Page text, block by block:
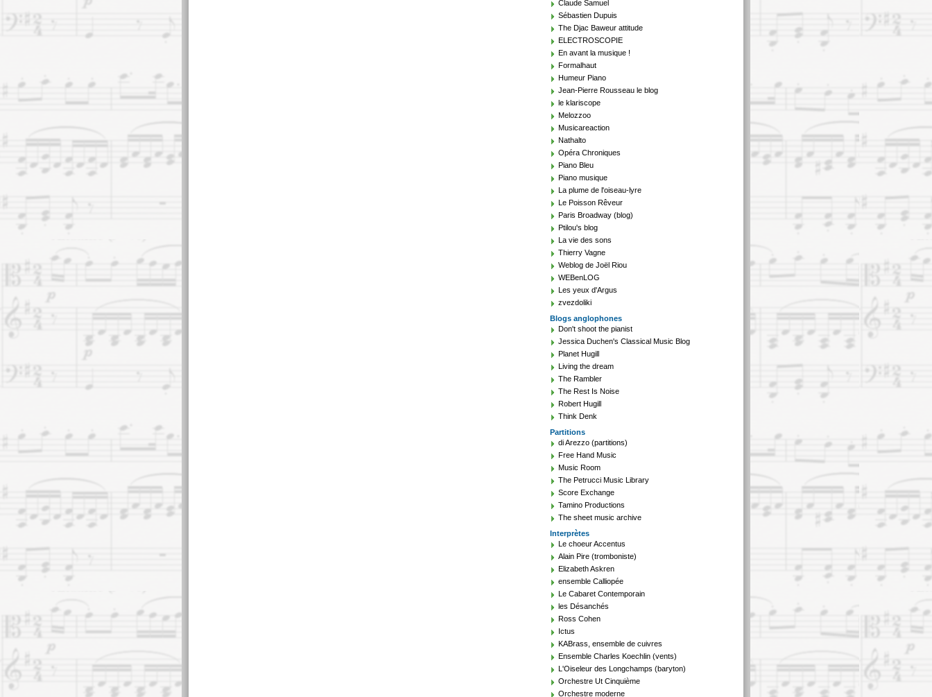
Claude Samuel
Sébastien Dupuis
The Djac Baweur attitude
ELECTROSCOPIE
En avant la musique !
Formalhaut
Humeur Piano
Jean-Pierre Rousseau le blog
le klariscope
Melozzoo
Musicareaction
Nathalto
Opéra Chroniques
Piano Bleu
Piano musique
La plume de l'oiseau-lyre
Le Poisson Rêveur
Paris Broadway (blog)
Ptilou's blog
La vie des sons
Thierry Vagne
Weblog de Joël Riou
WEBenLOG
Les yeux d'Argus
zvezdoliki
Blogs anglophones
Don't shoot the pianist
Jessica Duchen's Classical Music Blog
Planet Hugill
Living the dream
The Rambler
The Rest Is Noise
Robert Hugill
Think Denk
Partitions
di Arezzo (partitions)
Free Hand Music
Music Room
The Petrucci Music Library
Score Exchange
Tamino Productions
The sheet music archive
Interprètes
Le choeur Accentus
Alain Pire (tromboniste)
Elizabeth Askren
ensemble Calliopée
Le Cabaret Contemporain
les Désanchés
Ross Cohen
Ictus
KABrass, ensemble de cuivres
Ensemble Charles Koechlin (vents)
L'Oiseleur des Longchamps (baryton)
Orchestre Ut Cinquième
Orchestre moderne